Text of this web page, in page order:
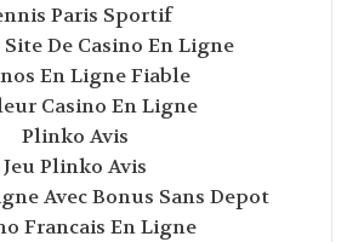
Paris Sportif
De Casino En Ligne
En Ligne Fiable
Casino En Ligne
Plinko Avis
Jeu Plinko Avis
Avec Bonus Sans Depot
Francais En Ligne